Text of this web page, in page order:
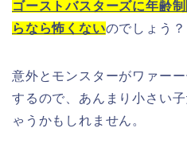
ゴーストバスターズに年齢
らなら怖くないのでしょう？
意外とモンスターがワァー
するので、あんまり小さい
ゃうかもしれません。